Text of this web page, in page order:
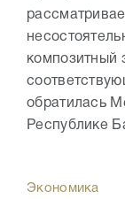
композитный
обратилась
Республике
Экономика